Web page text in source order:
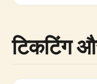
टिकटिंग